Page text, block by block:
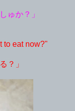
ゅか？」
to eat now?"
？」